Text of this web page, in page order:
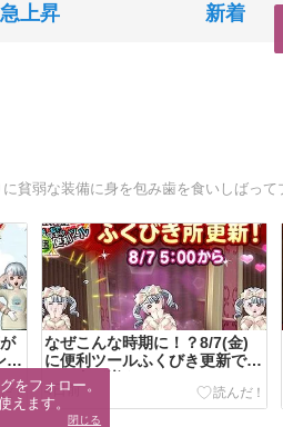
急上昇 新着
ド
なぜこんな時期に！？8/7(金)
に便利ツールふくびき更新でし
ぐさ書が増えるぞ
4日前
をフォロー。
えます。
閉じる